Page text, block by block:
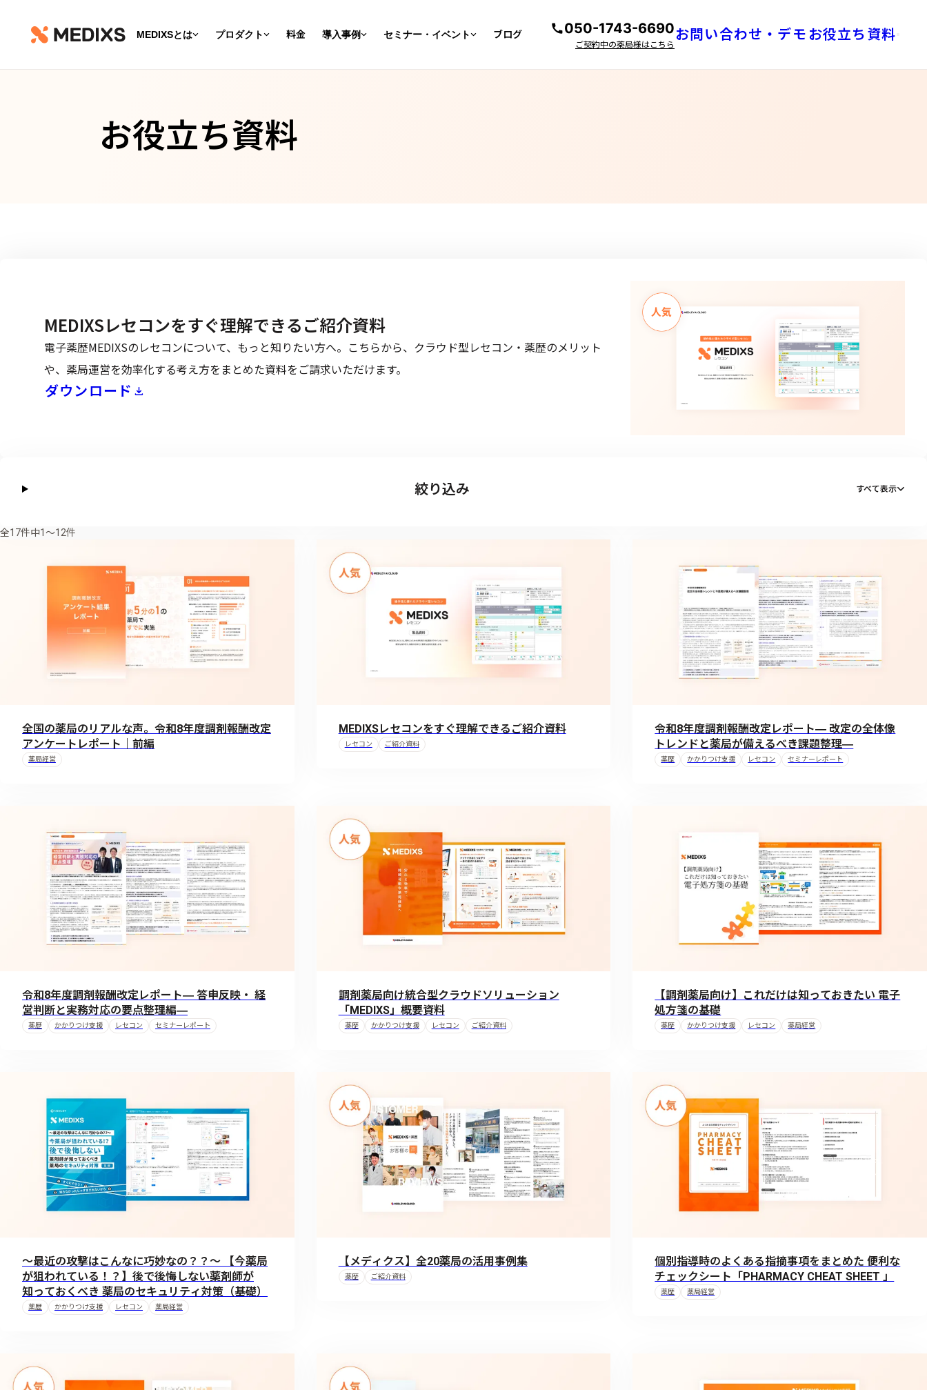
MEDIXSとは プロダクト 料金 導入事例 セミナー・イベント ブログ 電話番号
050-1743-6690
ご契約中の薬局様はこちら
お問い合わせ・デモ お役立ち資料
お役立ち資料
MEDIXSレセコンをすぐ理解できるご紹介資料
電子薬歴MEDIXSのレセコンについて、もっと知りたい方へ。こちらから、クラウド型レセコン・薬歴のメリット
や、薬局運営を効率化する考え方をまとめた資料をご請求いただけます。
ダウンロード
絞り込み すべて表示
全17件中1〜12件
全国の薬局のリアルな声。令和8年度調剤報酬改定
アンケートレポート｜前編
薬局経営
MEDIXSレセコンをすぐ理解できるご紹介資料
レセコン ご紹介資料
令和8年度調剤報酬改定レポート― 改定の全体像
トレンドと薬局が備えるべき課題整理―
薬歴 かかりつけ支援 レセコン セミナーレポート
令和8年度調剤報酬改定レポート― 答申反映・ 経
営判断と実務対応の要点整理編―
薬歴 かかりつけ支援 レセコン セミナーレポート
調剤薬局向け統合型クラウドソリューション
「MEDIXS」概要資料
薬歴 かかりつけ支援 レセコン ご紹介資料
【調剤薬局向け】これだけは知っておきたい 電子
処方箋の基礎
薬歴 かかりつけ支援 レセコン 薬局経営
〜最近の攻撃はこんなに巧妙なの？？〜 【今薬局
が狙われている！？】後で後悔しない薬剤師が
知っておくべき 薬局のセキュリティ対策（基礎）
薬歴 かかりつけ支援 レセコン 薬局経営
【メディクス】全20薬局の活用事例集
薬歴 ご紹介資料
個別指導時のよくある指摘事項をまとめた 便利な
チェックシート「PHARMACY CHEAT SHEET 」
薬歴 薬局経営